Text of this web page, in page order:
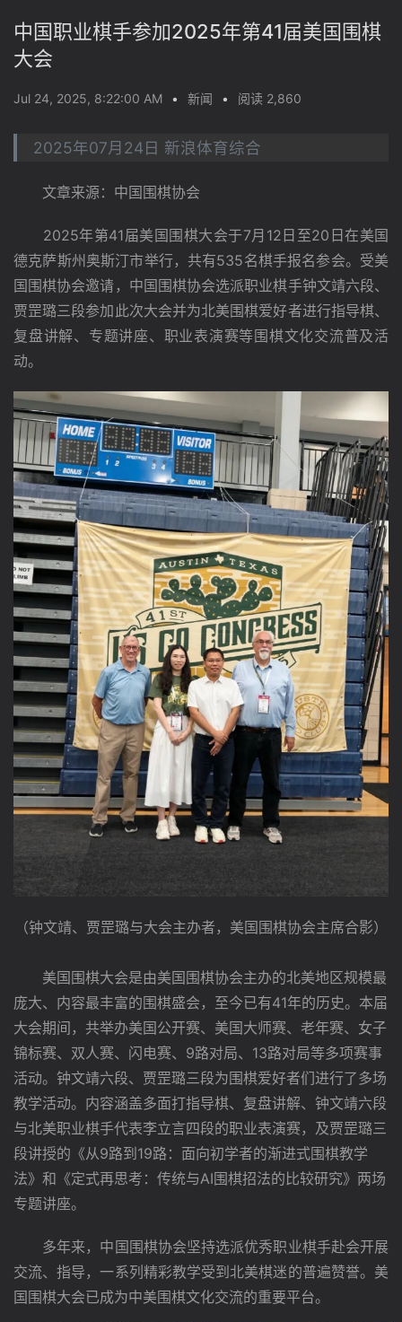
中国职业棋手参加2025年第41届美国围棋
大会
Jul 24, 2025, 8:22:00 AM • 新闻 • 阅读 2,860
2025年07月24日 新浪体育综合
文章来源：中国围棋协会
2025年第41届美国围棋大会于7月12日至20日在美国
德克萨斯州奥斯汀市举行，共有535名棋手报名参会。受美
国围棋协会邀请，中国围棋协会选派职业棋手钟文靖六段、
贾罡璐三段参加此次大会并为北美围棋爱好者进行指导棋、
复盘讲解、专题讲座、职业表演赛等围棋文化交流普及活
动。
（钟文靖、贾罡璐与大会主办者，美国围棋协会主席合影）
美国围棋大会是由美国围棋协会主办的北美地区规模最
庞大、内容最丰富的围棋盛会，至今已有41年的历史。本届
大会期间，共举办美国公开赛、美国大师赛、老年赛、女子
锦标赛、双人赛、闪电赛、9路对局、13路对局等多项赛事
活动。钟文靖六段、贾罡璐三段为围棋爱好者们进行了多场
教学活动。内容涵盖多面打指导棋、复盘讲解、钟文靖六段
与北美职业棋手代表李立言四段的职业表演赛，及贾罡璐三
段讲授的《从9路到19路：面向初学者的渐进式围棋教学
法》和《定式再思考：传统与AI围棋招法的比较研究》两场
专题讲座。
多年来，中国围棋协会坚持选派优秀职业棋手赴会开展
交流、指导，一系列精彩教学受到北美棋迷的普遍赞誉。美
国围棋大会已成为中美围棋文化交流的重要平台。